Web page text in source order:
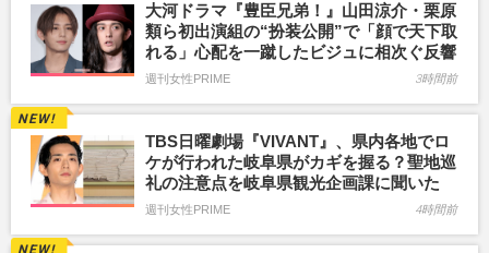
大河ドラマ『豊臣兄弟！』山田涼介・栗原
類ら初出演組の“扮装公開”で「顔で天下取
れる」心配を一蹴したビジュに相次ぐ反響
週刊女性PRIME 3時間前
TBS日曜劇場『VIVANT』、県内各地でロ
ケが行われた岐阜県がカギを握る？聖地巡
礼の注意点を岐阜県観光企画課に聞いた
週刊女性PRIME 4時間前